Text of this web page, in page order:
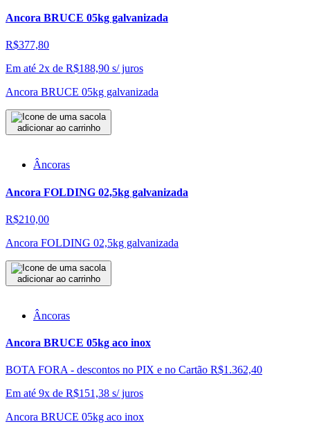
Ancora BRUCE 05kg galvanizada
R$377,80
Em até 2x de R$188,90 s/ juros
Ancora BRUCE 05kg galvanizada
adicionar ao carrinho
Âncoras
Ancora FOLDING 02,5kg galvanizada
R$210,00
Ancora FOLDING 02,5kg galvanizada
adicionar ao carrinho
Âncoras
Ancora BRUCE 05kg aco inox
BOTA FORA - descontos no PIX e no Cartão R$1.362,40
Em até 9x de R$151,38 s/ juros
Ancora BRUCE 05kg aco inox